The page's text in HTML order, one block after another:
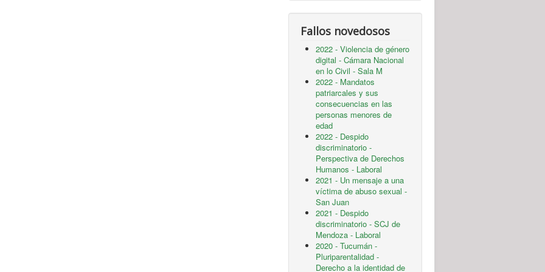
Fallos novedosos
2022 - Violencia de género
digital - Cámara Nacional
en lo Civil - Sala M
2022 - Mandatos
patriarcales y sus
consecuencias en las
personas menores de
edad
2022 - Despido
discriminatorio -
Perspectiva de Derechos
Humanos - Laboral
2021 - Un mensaje a una
víctima de abuso sexual -
San Juan
2021 - Despido
discriminatorio - SCJ de
Mendoza - Laboral
2020 - Tucumán -
Pluriparentalidad -
Derecho a la identidad de